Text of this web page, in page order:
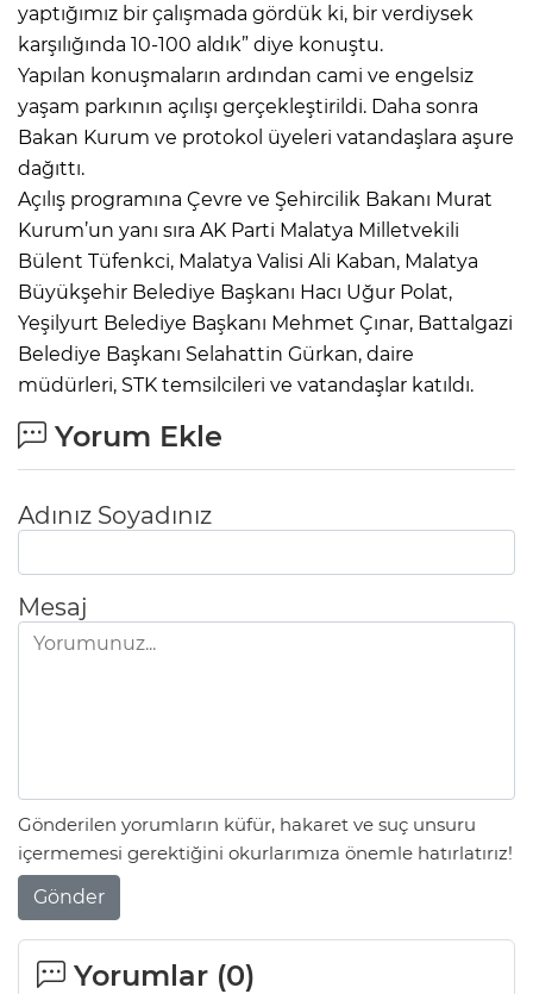
yaptığımız bir çalışmada gördük ki, bir verdiysek
karşılığında 10-100 aldık” diye konuştu.
Yapılan konuşmaların ardından cami ve engelsiz
yaşam parkının açılışı gerçekleştirildi. Daha sonra
Bakan Kurum ve protokol üyeleri vatandaşlara aşure
dağıttı.
Açılış programına Çevre ve Şehircilik Bakanı Murat
Kurum’un yanı sıra AK Parti Malatya Milletvekili
Bülent Tüfenkci, Malatya Valisi Ali Kaban, Malatya
Büyükşehir Belediye Başkanı Hacı Uğur Polat,
Yeşilyurt Belediye Başkanı Mehmet Çınar, Battalgazi
Belediye Başkanı Selahattin Gürkan, daire
müdürleri, STK temsilcileri ve vatandaşlar katıldı.
Yorum Ekle
Adınız Soyadınız
Mesaj
Gönderilen yorumların küfür, hakaret ve suç unsuru
içermemesi gerektiğini okurlarımıza önemle hatırlatırız!
Gönder
Yorumlar (0)